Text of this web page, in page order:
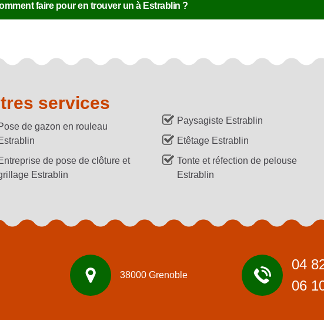
faire pour en trouver un à Estrablin ?
services
de gazon en rouleau
de pose de clôture et
Estrablin
Paysagiste Estrablin
Etêtage Estrablin
Tonte et réfection de pelouse
Estrablin
38000 Grenoble
04
06